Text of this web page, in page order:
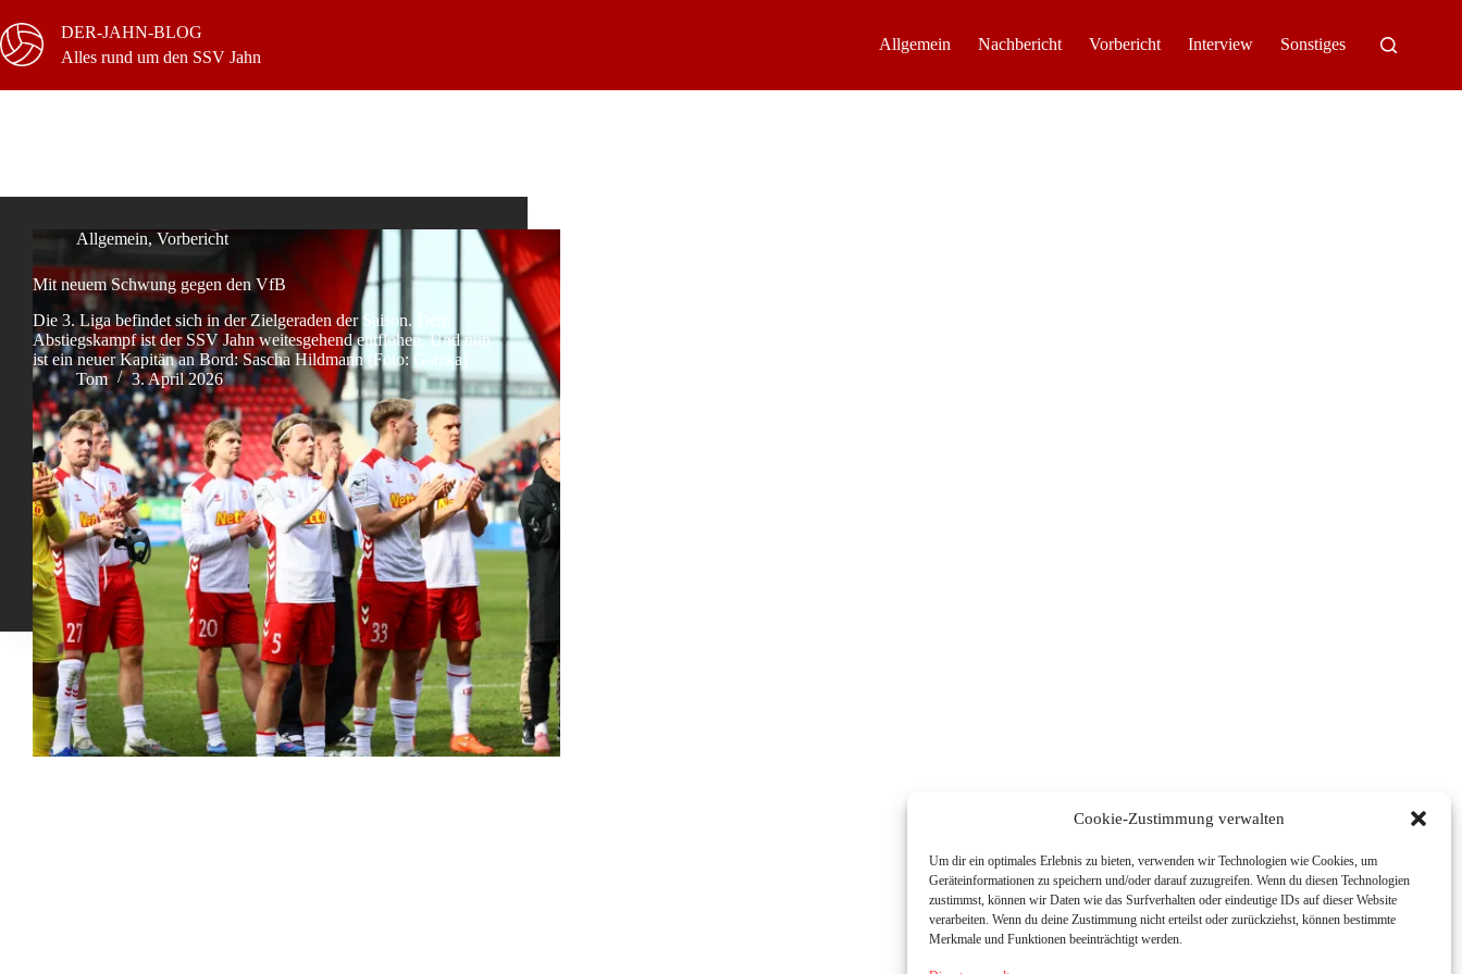
Cookie-Zustimmung verwalten
Um dir ein optimales Erlebnis zu bieten, verwenden wir Technologien wie Cookies, um
Geräteinformationen zu speichern und/oder darauf zuzugreifen. Wenn du diesen Technologien
zustimmst, können wir Daten wie das Surfverhalten oder eindeutige IDs auf dieser Website
verarbeiten. Wenn du deine Zustimmung nicht erteilst oder zurückziehst, können bestimmte
Merkmale und Funktionen beeinträchtigt werden.
Inhalt
springen
DER-JAHN-BLOG
Alles rund um den SSV Jahn
Allgemein Nachbericht Vorbericht Interview Sonstiges
Allgemein, Vorbericht
Mit neuem Schwung gegen den VfB
Die 3. Liga befindet sich in der Zielgeraden der Saison. Dem
Abstiegskampf ist der SSV Jahn weitesgehend entflohen. Und nun
ist ein neuer Kapitän an Bord: Sascha Hildmann (Foto: Gatzka)
Tom
3. April 2026